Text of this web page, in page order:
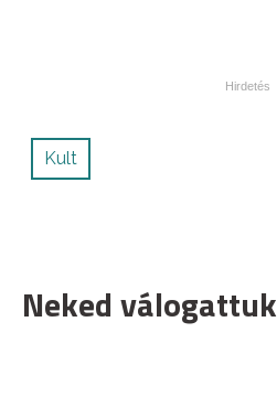
Kult
Neked válogattuk